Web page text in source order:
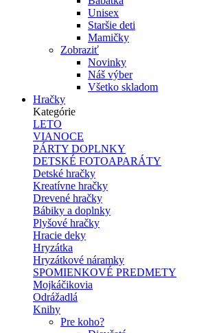
Unisex
Staršie deti
Mamičky
Zobraziť
Novinky
Náš výber
Všetko skladom
Hračky
Kategórie
LETO
VIANOCE
PÁRTY DOPLNKY
DETSKÉ FOTOAPARÁTY
Detské hračky
Kreatívne hračky
Drevené hračky
Bábiky a doplnky
Plyšové hračky
Hracie deky
Hryzátka
Hryzátkové náramky
SPOMIENKOVÉ PREDMETY
Mojkáčikovia
Odrážadlá
Knihy
Pre koho?